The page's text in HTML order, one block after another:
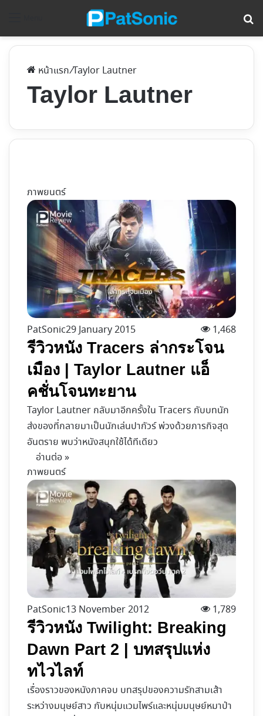
หน้าแรก/Taylor Lautner
Taylor Lautner
ภาพยนตร์
PatSonic29 January 2015 1,468
รีวิวหนัง Tracers ล่ากระโจน
เมือง | Taylor Lautner แอ็
คชั่นโจนทะยาน
Taylor Lautner กลับมาอีกครั้งใน Tracers กับบทนัก
ส่งของที่กลายมาเป็นนักเล่นปากัวร์ พ่วงด้วยภารกิจสุด
อันตราย พบว่าหนังสนุกใช้ได้ทีเดียว
อ่านต่อ »
ภาพยนตร์
PatSonic13 November 2012 1,789
รีวิวหนัง Twilight: Breaking
Dawn Part 2 | บทสรุปแห่ง
ทไวไลท์
เรื่องราวของหนังภาคจบ บทสรุปของความรักสามเส้า
ระหว่างมนุษย์สาว กับหนุ่มแวมไพร์และหนุ่มมนุษย์หมาป่า